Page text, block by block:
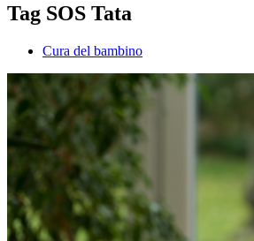
Tag SOS Tata
Cura del bambino